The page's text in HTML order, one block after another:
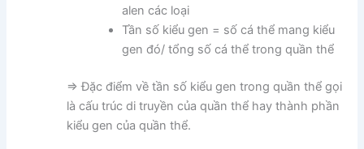
alen các loại
Tần số kiểu gen = số cá thể mang kiểu
gen đó/ tổng số cá thể trong quần thể
=> Đặc điểm về tần số kiểu gen trong quần thể gọi
là cấu trúc di truyền của quần thể hay thành phần
kiểu gen của quần thể.